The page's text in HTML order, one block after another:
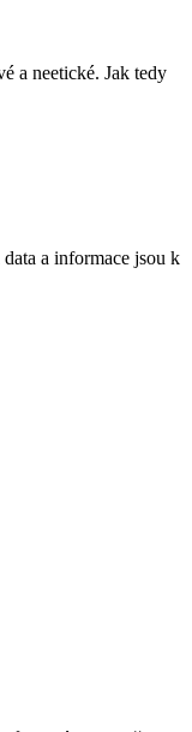
a neetické. Jak tedy
a informace ⁤jsou k